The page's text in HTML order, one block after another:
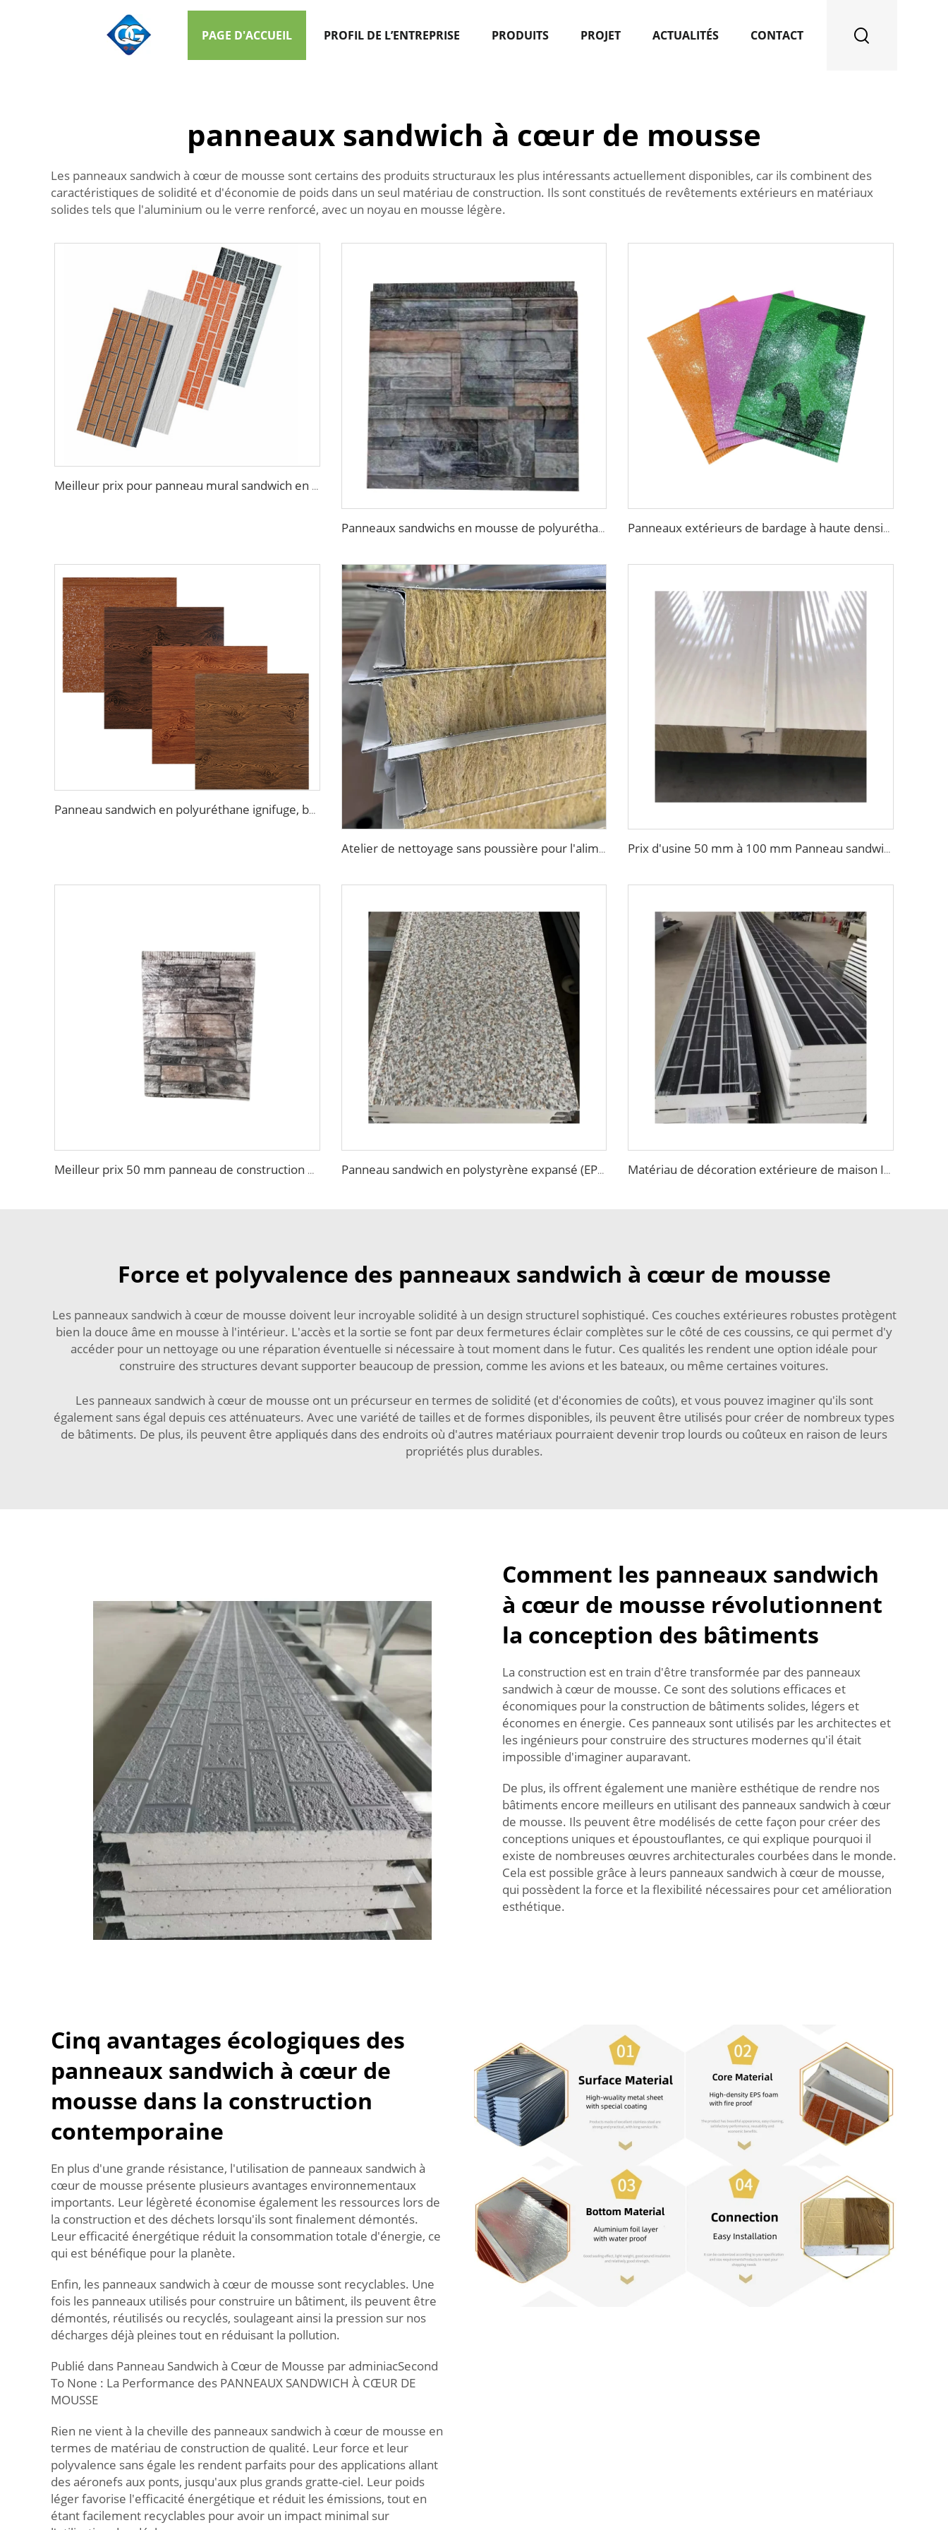
PAGE D'ACCUEIL PROFIL DE L’ENTREPRISE PRODUITS PROJET ACTUALITÉS CONTACT
panneaux sandwich à cœur de mousse
Les panneaux sandwich à cœur de mousse sont certains des produits structuraux les plus intéressants actuellement disponibles, car ils combinent des
caractéristiques de solidité et d'économie de poids dans un seul matériau de construction. Ils sont constitués de revêtements extérieurs en matériaux
solides tels que l'aluminium ou le verre renforcé, avec un noyau en mousse légère.
Meilleur prix pour panneau mural sandwich en polyuréthane de 16 mm pour maison préfabriquée décorative
Panneaux sandwichs en mousse de polyuréthane PU isolation extérieure des murs panneau en briques de polyuréthane Panneaux extérieurs de bardage à haute densité en polyuréthane métallique sculpté, panneau sandwich
Panneau sandwich en polyuréthane ignifuge, bardage métallique isolant, panneaux de mur extérieur, panneau mural en mousse PU pour maison en plein air
Atelier de nettoyage sans poussière pour l'alimentation et le médical Grade Panneaux sandwich Laine de roche Plaque en magnésium pour les murs intérieurs Prix d'usine 50 mm à 100 mm Panneau sandwich mural en laine de roche ignifuge Panneau ondulé Isolation extérieure
Meilleur prix 50 mm panneau de construction en mousse extérieur Panneau sandwich brique Feu ignifuge Qualité supérieure Panneau sandwich EPS Panneau sandwich en polystyrène expansé (EPS) Panneau d'isolation extérieur Panneaux gravés métalliques pour la décoration des murs et toits de entrepôt Matériau de décoration extérieure de maison Isolation en métal Bardage mural en mousse Styrène panneau sandwich panneau sandwich eps
Force et polyvalence des panneaux sandwich à cœur de mousse
Les panneaux sandwich à cœur de mousse doivent leur incroyable solidité à un design structurel sophistiqué. Ces couches extérieures robustes protègent
bien la douce âme en mousse à l'intérieur. L'accès et la sortie se font par deux fermetures éclair complètes sur le côté de ces coussins, ce qui permet d'y
accéder pour un nettoyage ou une réparation éventuelle si nécessaire à tout moment dans le futur. Ces qualités les rendent une option idéale pour
construire des structures devant supporter beaucoup de pression, comme les avions et les bateaux, ou même certaines voitures.
Les panneaux sandwich à cœur de mousse ont un précurseur en termes de solidité (et d'économies de coûts), et vous pouvez imaginer qu'ils sont
également sans égal depuis ces atténuateurs. Avec une variété de tailles et de formes disponibles, ils peuvent être utilisés pour créer de nombreux types
de bâtiments. De plus, ils peuvent être appliqués dans des endroits où d'autres matériaux pourraient devenir trop lourds ou coûteux en raison de leurs
propriétés plus durables.
Comment les panneaux sandwich
à cœur de mousse révolutionnent
la conception des bâtiments
La construction est en train d'être transformée par des panneaux
sandwich à cœur de mousse. Ce sont des solutions efficaces et
économiques pour la construction de bâtiments solides, légers et
économes en énergie. Ces panneaux sont utilisés par les architectes et
les ingénieurs pour construire des structures modernes qu'il était
impossible d'imaginer auparavant.
De plus, ils offrent également une manière esthétique de rendre nos
bâtiments encore meilleurs en utilisant des panneaux sandwich à cœur
de mousse. Ils peuvent être modélisés de cette façon pour créer des
conceptions uniques et époustouflantes, ce qui explique pourquoi il
existe de nombreuses œuvres architecturales courbées dans le monde.
Cela est possible grâce à leurs panneaux sandwich à cœur de mousse,
qui possèdent la force et la flexibilité nécessaires pour cet amélioration
esthétique.
Cinq avantages écologiques des
panneaux sandwich à cœur de
mousse dans la construction
contemporaine
En plus d'une grande résistance, l'utilisation de panneaux sandwich à
cœur de mousse présente plusieurs avantages environnementaux
importants. Leur légèreté économise également les ressources lors de
la construction et des déchets lorsqu'ils sont finalement démontés.
Leur efficacité énergétique réduit la consommation totale d'énergie, ce
qui est bénéfique pour la planète.
Enfin, les panneaux sandwich à cœur de mousse sont recyclables. Une
fois les panneaux utilisés pour construire un bâtiment, ils peuvent être
démontés, réutilisés ou recyclés, soulageant ainsi la pression sur nos
décharges déjà pleines tout en réduisant la pollution.
Publié dans Panneau Sandwich à Cœur de Mousse par adminiacSecond
To None : La Performance des PANNEAUX SANDWICH À CŒUR DE
MOUSSE
Rien ne vient à la cheville des panneaux sandwich à cœur de mousse en
termes de matériau de construction de qualité. Leur force et leur
polyvalence sans égale les rendent parfaits pour des applications allant
des aéronefs aux ponts, jusqu'aux plus grands gratte-ciel. Leur poids
léger favorise l'efficacité énergétique et réduit les émissions, tout en
étant facilement recyclables pour avoir un impact minimal sur